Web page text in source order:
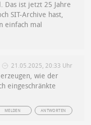
Das ist jetzt 25 Jahre
SIT-Archive hast,
einfach mal
21.05.2025, 20:33 Uhr
wie der
eingeschränkte
ANTWORTEN
MELDEN